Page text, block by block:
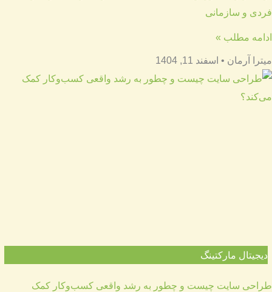
فردی و سازمانی
ادامه مطلب »
میترا آرمان اسفند 11, 1404
دیجیتال مارکتینگ
طراحی سایت چیست و چطور به رشد واقعی کسب‌وکار کمک